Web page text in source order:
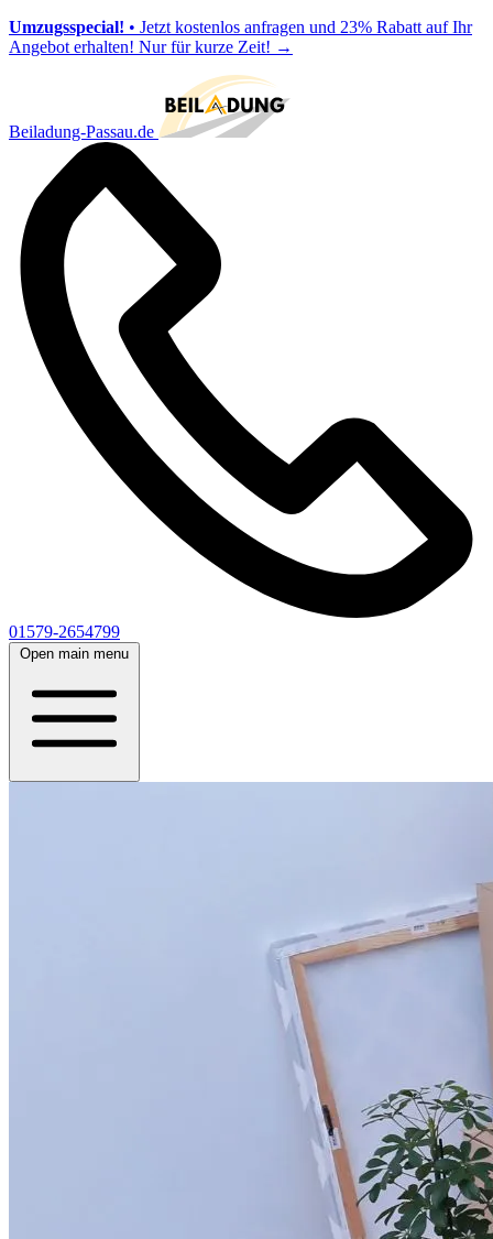
Umzugsspecial! • Jetzt kostenlos anfragen und 23% Rabatt auf Ihr
Angebot erhalten! Nur für kurze Zeit! →
Beiladung-Passau.de
01579-2654799
Open main menu